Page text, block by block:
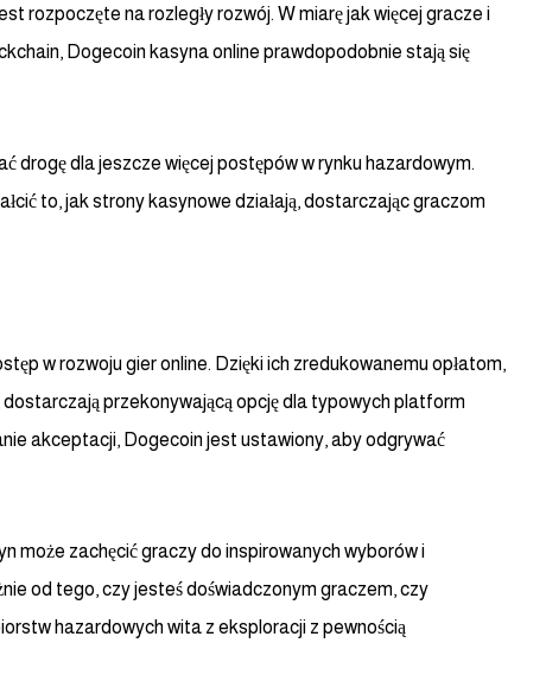
rozpoczęte na rozległy rozwój. W miarę jak więcej gracze i
Dogecoin kasyna online prawdopodobnie stają się
drogę dla jeszcze więcej postępów w rynku hazardowym.
to, jak strony kasynowe działają, dostarczając graczom
w rozwoju gier online. Dzięki ich zredukowanemu opłatom,
przekonywającą opcję dla typowych platform
akceptacji, Dogecoin jest ustawiony, aby odgrywać
może zachęcić graczy do inspirowanych wyborów i
od tego, czy jesteś doświadczonym graczem, czy
hazardowych wita z eksploracji z pewnością